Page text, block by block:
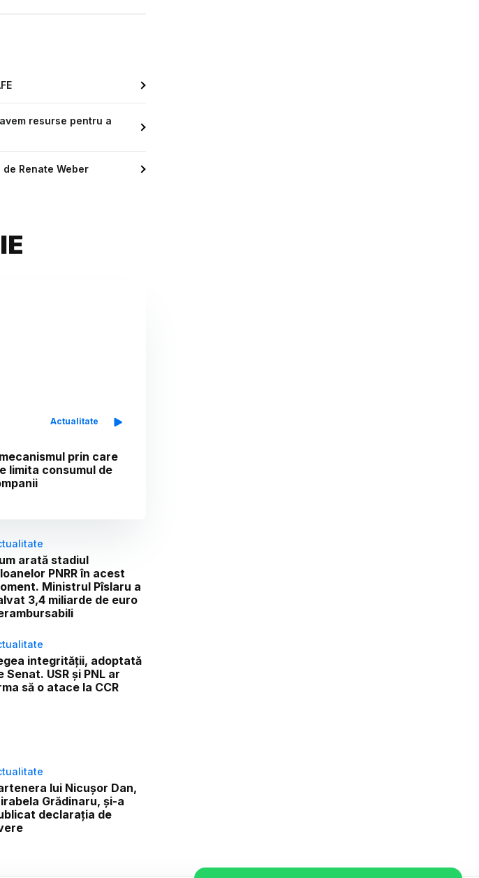
resurse pentru a
Renate Weber
Actualitate
prin care
limita consumul de
arată stadiul
PNRR în acest
Ministrul Pîslaru a
3,4 miliarde de euro
integrității, adoptată
Senat. USR și PNL ar
să o atace la CCR
lui Nicușor Dan,
Grădinaru, și-a
declarația de